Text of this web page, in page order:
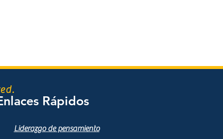
Rápidos
Liderazgo de pensamiento